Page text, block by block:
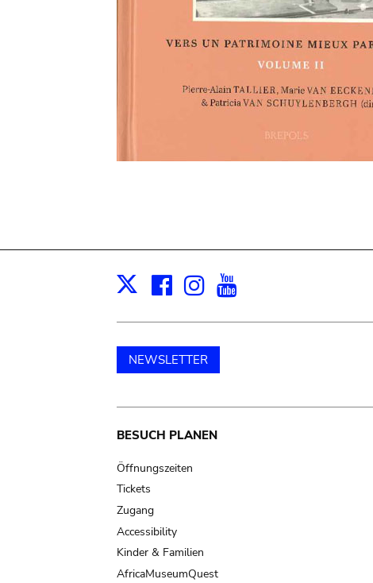
X Facebook
Instagram
NEWSLETTER
Main
navigation
BESUCH PLANEN
Öffnungszeiten
Tickets
Zugang
Accessibility
Kinder & Familien
AfricaMuseumQuest